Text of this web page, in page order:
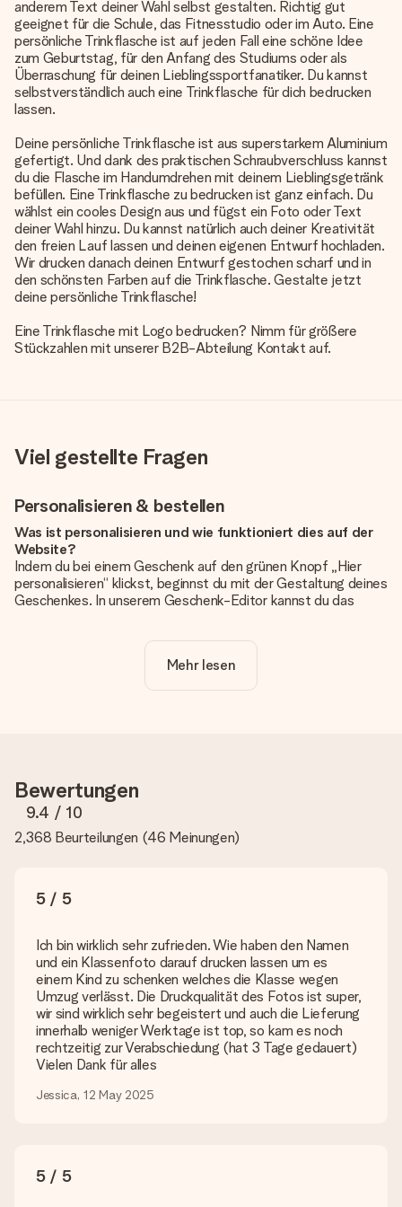
anderem Text deiner Wahl selbst gestalten. Richtig gut
geeignet für die Schule, das Fitnesstudio oder im Auto. Eine
persönliche Trinkflasche ist auf jeden Fall eine schöne Idee
zum Geburtstag, für den Anfang des Studiums oder als
Überraschung für deinen Lieblingssportfanatiker. Du kannst
selbstverständlich auch eine Trinkflasche für dich bedrucken
lassen.
Deinepersönliche Trinkflasche ist aus superstarkem Aluminium
gefertigt. Und dank des praktischen Schraubverschluss kannst
du die Flasche im Handumdrehen mit deinem Lieblingsgetränk
befüllen. Eine Trinkflasche zu bedrucken ist ganz einfach. Du
wählst ein cooles Design aus und fügst ein Foto oder Text
deiner Wahl hinzu. Du kannst natürlich auch deiner Kreativität
den freien Lauf lassen und deinen eigenen Entwurf hochladen.
Wir drucken danach deinen Entwurf gestochen scharf und in
den schönsten Farben auf die Trinkflasche. Gestalte jetzt
deine persönliche Trinkflasche!
Eine Trinkflasche mit Logo bedrucken? Nimm für größere
Stückzahlen mit unserer B2B-Abteilung Kontakt auf.
Viel gestellte Fragen
Personalisieren & bestellen
Was ist personalisieren und wie funktioniert dies auf der
Website?
Indem du bei einem Geschenk auf den grünen Knopf „Hier
personalisieren“ klickst, beginnst du mit der Gestaltung deines
Geschenkes. In unserem Geschenk-Editor kannst du das
noch eines unserer angebotenen Designs, um deinem
Geschenk die perfekte Ausstrahlung zu verleihen.
Wir möchten sicherstellen, dass du mit deinem Geschenk
rundum zufrieden bist. Deshalb ist es wichtig, qualitativ
hochwertige Fotos zu verwenden. Wenn du dir nicht sicher
bist, ob dein Bild die erforderliche Qualität aufweist, wende
möchtest. Unser Kundenservice kann dann die Qualität für
dich überprüfen!
Welche Dateien kann ich hochladen?
Es können JPG und PNG Dateien in unseren Editor
hochgeladen werden. Ist dies zu technisch oder möchtest du
eine andere Bilddatei verwenden? Kontaktiere bitte unseren
Kundenservice, dort wird dir gerne weitergeholfen, sodass du
dein Geschenk gestalten kannst!
Was, wenn die von mir gewünschte Farbe oder eine andere
Suchst du ein spezielles Geschenk oder ein Geschenk in einer
Wie füge ich eine Geschenkkarte hinzu? Was genau ist
Mehr lesen
Bewertungen
9.4 / 10
2,368 Beurteilungen (46 Meinungen)
5 / 5
Ich bin wirklich sehr zufrieden. Wie haben den Namen
und ein Klassenfoto darauf drucken lassen um es
einem Kind zu schenken welches die Klasse wegen
Umzug verlässt. Die Druckqualität des Fotos ist super,
wir sind wirklich sehr begeistert und auch die Lieferung
innerhalb weniger Werktage ist top, so kam es noch
rechtzeitig zur Verabschiedung (hat 3 Tage gedauert)
Vielen Dank für alles
Jessica, 12 May 2025
5 / 5